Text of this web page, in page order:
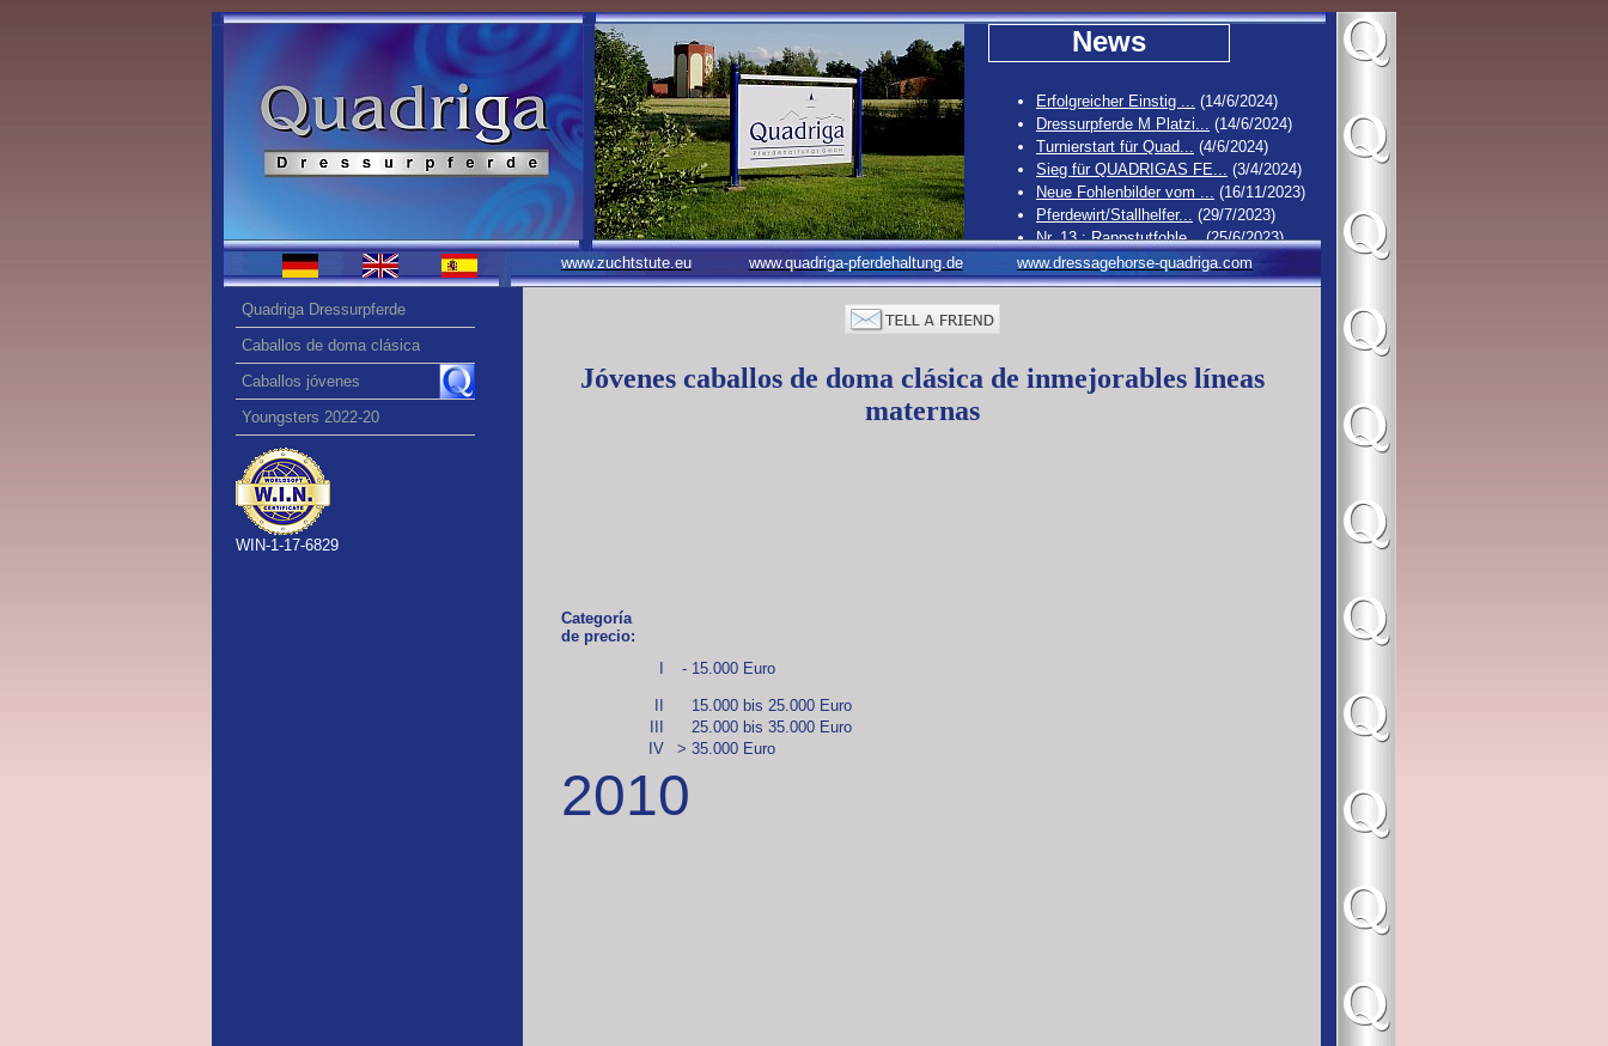
News
Erfolgreicher Einstig ... (14/6/2024)
Dressurpferde M Platzi... (14/6/2024)
Turnierstart für Quad... (4/6/2024)
Sieg für QUADRIGAS FE... (3/4/2024)
Neue Fohlenbilder vom ... (16/11/2023)
Pferdewirt/Stallhelfer... (29/7/2023)
Nr. 13 : Rappstutfohle...(25/6/2023)
Nr. 12 : Hengstfohlen ...(19/6/2023)
Nr. 11 : Stutfohlen vo...(16/6/2023)
Quadriga Dressurpferde
Caballos de doma clásica
Caballos jóvenes
Youngsters 2022-20
WIN-1-17-6829
www.zuchtstute.eu www.quadriga-pferdehaltung.de www.dressagehorse-quadriga.com
Jóvenes caballos de doma clásica de inmejorables líneas
maternas
Categoría
de precio:
- 15.000 Euro
15.000 bis 25.000 Euro
25.000 bis 35.000 Euro
IV
> 35.000 Euro
2010